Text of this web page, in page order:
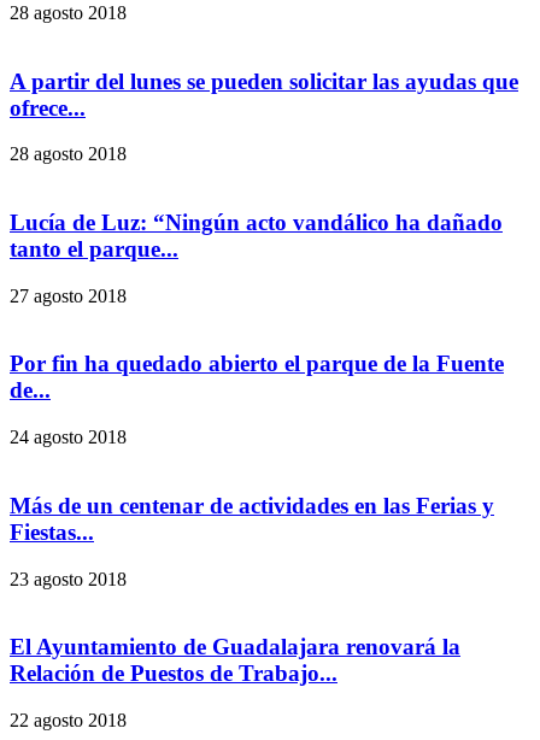
28 agosto 2018
A partir del lunes se pueden solicitar las ayudas que
ofrece...
28 agosto 2018
Lucía de Luz: “Ningún acto vandálico ha dañado
tanto el parque...
27 agosto 2018
Por fin ha quedado abierto el parque de la Fuente
de...
24 agosto 2018
Más de un centenar de actividades en las Ferias y
Fiestas...
23 agosto 2018
El Ayuntamiento de Guadalajara renovará la
Relación de Puestos de Trabajo...
22 agosto 2018